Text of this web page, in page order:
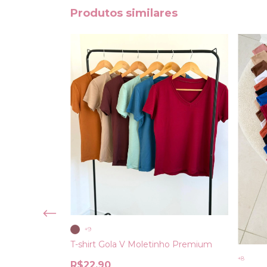
Produtos similares
T-shirt Gola V Moletinho Premium
+9
+8